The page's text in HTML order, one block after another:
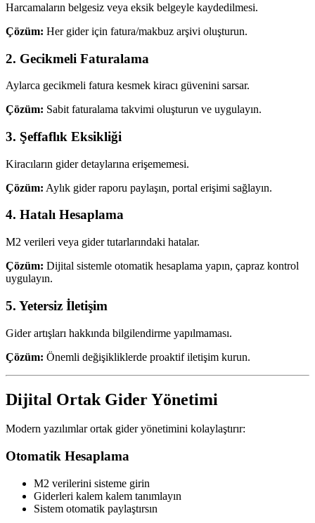
Harcamaların belgesiz veya eksik belgeyle kaydedilmesi.
Çözüm: Her gider için fatura/makbuz arşivi oluşturun.
2. Gecikmeli Faturalama
Aylarca gecikmeli fatura kesmek kiracı güvenini sarsar.
Çözüm: Sabit faturalama takvimi oluşturun ve uygulayın.
3. Şeffaflık Eksikliği
Kiracıların gider detaylarına erişememesi.
Çözüm: Aylık gider raporu paylaşın, portal erişimi sağlayın.
4. Hatalı Hesaplama
M2 verileri veya gider tutarlarındaki hatalar.
Çözüm: Dijital sistemle otomatik hesaplama yapın, çapraz kontrol
uygulayın.
5. Yetersiz İletişim
Gider artışları hakkında bilgilendirme yapılmaması.
Çözüm: Önemli değişikliklerde proaktif iletişim kurun.
Dijital Ortak Gider Yönetimi
Modern yazılımlar ortak gider yönetimini kolaylaştırır:
Otomatik Hesaplama
M2 verilerini sisteme girin
Giderleri kalem kalem tanımlayın
Sistem otomatik paylaştırsın